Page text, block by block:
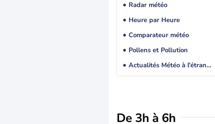
Radar météo
Heure par Heure
Comparateur météo
Pollens et Pollution
Actualités Météo à l'étranger
De 3h à 6h